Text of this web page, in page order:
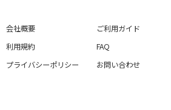
会社概要
利用規約
プライバシーポリシー
ご利用ガイド
FAQ
お問い合わせ